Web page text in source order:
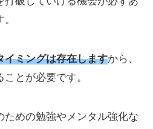
イミングは存在しますから、
とが必要です。
ための勉強やメンタル強化な